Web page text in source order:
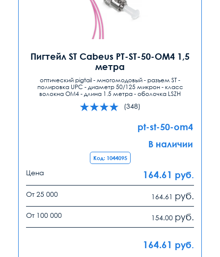
Пигтейл ST Cabeus PT-ST-50-OM4 1,5
метра
оптический pigtail - многомодовый - разъем ST -
полировка UPC - диаметр 50/125 микрон - класс
волокна OM4 - длина 1.5 метра - оболочка LSZH
(348)
pt-st-50-om4
В наличии
Код: 1044095
Цена 164.61 руб.
От 25 000 164.61 руб.
От 100 000 154.00 руб.
164.61 руб.